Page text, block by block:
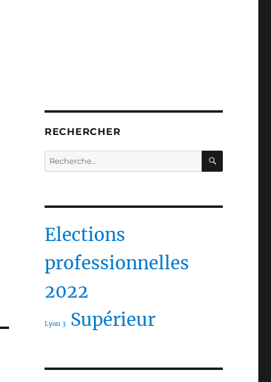
RECHERCHER
Recherche
pour :
Elections
professionnelles
2022
Lyon 3 Supérieur